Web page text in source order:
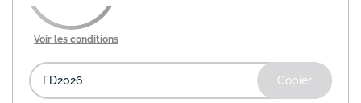
Voir les conditions
Copier